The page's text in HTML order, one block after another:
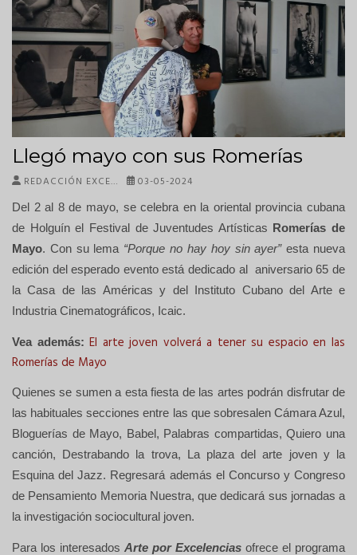
Llegó mayo con sus Romerías
REDACCIÓN EXCE… 03-05-2024
Del 2 al 8 de mayo, se celebra en la oriental provincia cubana
de Holguín el Festival de Juventudes Artísticas
Romerías de
Mayo. Con su lema “Porque no hay hoy sin ayer”esta nueva
edición del esperado evento está dedicado al aniversario 65 de
la Casa de las Américas y del Instituto Cubano del Arte e
Industria Cinematográficos, Icaic.
Vea además: El arte joven volverá a tener su espacio en las
Romerías de Mayo
Quienes se sumen a esta fiesta de las artes podrán disfrutar de
las habituales secciones entre las que sobresalen Cámara Azul,
Bloguerías de Mayo, Babel, Palabras compartidas, Quiero una
canción, Destrabando la trova, La plaza del arte joven y la
Esquina del Jazz. Regresará además el Concurso y Congreso
de Pensamiento Memoria Nuestra, que dedicará sus jornadas a
la investigación sociocultural joven.
Para los interesados Arte por Excelencias ofrece el programa